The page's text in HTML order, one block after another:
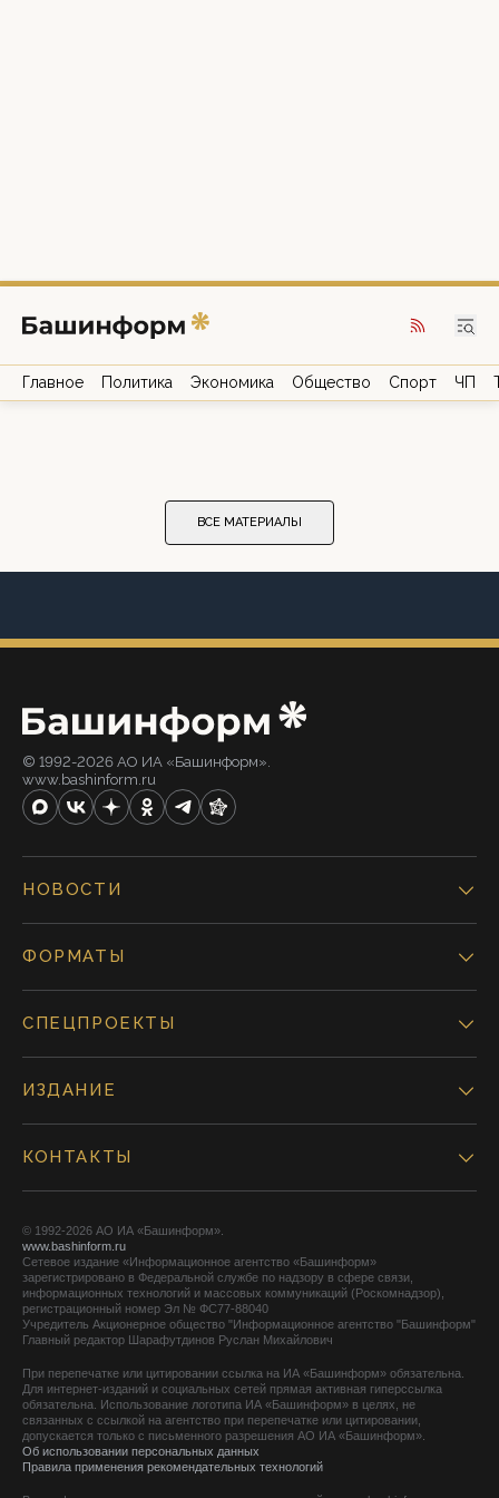
Главное Политика Экономика Общество Спорт ЧП
ВСЕ МАТЕРИАЛЫ
© 1992-2026 АО ИА «Башинформ».
www.bashinform.ru
НОВОСТИ
ФОРМАТЫ
СПЕЦПРОЕКТЫ
ИЗДАНИЕ
КОНТАКТЫ
© 1992-2026 АО ИА «Башинформ».
www.bashinform.ru
Сетевое издание «Информационное агентство «Башинформ»
зарегистрировано в Федеральной службе по надзору в сфере связи,
информационных технологий и массовых коммуникаций (Роскомнадзор),
регистрационный номер Эл № ФС77-88040
Учредитель Акционерное общество "Информационное агентство "Башинформ"
Главный редактор Шарафутдинов Руслан Михайлович
При перепечатке или цитировании ссылка на ИА «Башинформ» обязательна.
Для интернет-изданий и социальных сетей прямая активная гиперссылка
обязательна. Использование логотипа ИА «Башинформ» в целях, не
связанных с ссылкой на агентство при перепечатке или цитировании,
допускается только с письменного разрешения АО ИА «Башинформ».
Об использовании персональных данных
Правила применения рекомендательных технологий